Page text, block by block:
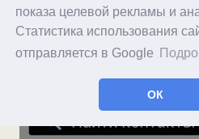
показа целевой рекламы и
Статистика использования
отправляется в Google
ОК